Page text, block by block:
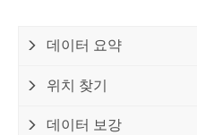
데이터 요약
위치 찾기
데이터 보강